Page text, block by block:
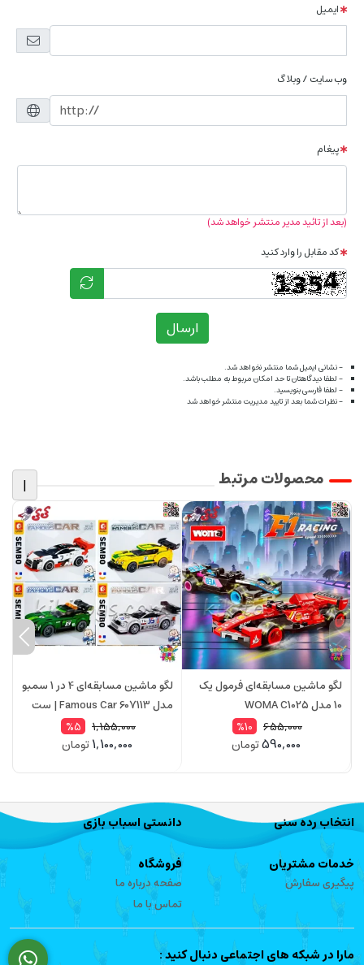
ایمیل
وب سایت / وبلاگ
پیغام
(بعد از تائید مدیر منتشر خواهد شد)
کد مقابل را وارد کنید
ارسال
- نشانی ایمیل شما منتشر نخواهد شد.
- لطفا دیدگاهتان تا حد امکان مربوط به مطلب باشد.
- لطفا فارسی بنویسید.
- نظرات شما بعد از تایید مدیریت منتشر خواهد شد
محصولات مرتبط |
لگو ماشین مسابقه‌ای فرمول یک
10 مدل WOMA C1025
655,000
%10
590,000تومان
لگو ماشین مسابقه‌ای 4 در 1 سمبو
مدل Famous Car 607113 | ست
1,155,000
%5
1,100,000تومان
انتخاب رده سنی دانستی اسباب بازی
خدمات مشتریان
پیگیری سفارش
فروشگاه
صفحه درباره ما
تماس با ما
مارا در شبکه های اجتماعی دنبال کنید :